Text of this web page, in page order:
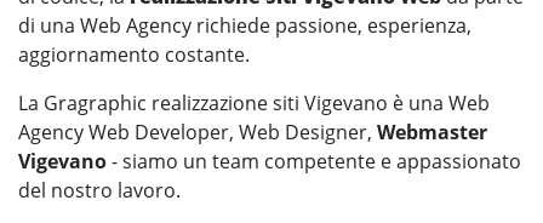
di una Web Agency richiede passione, esperienza,
aggiornamento costante.
La Gragraphic realizzazione siti Vigevano è una Web
Agency Web Developer, Web Designer, Webmaster
Vigevano- siamo un team competente e appassionato
del nostro lavoro.